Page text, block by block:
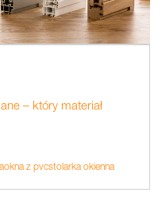
– który materiał
okna z pvcstolarka okienna